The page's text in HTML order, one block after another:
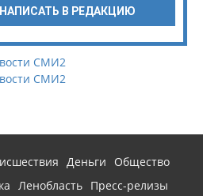
НАПИСАТЬ В РЕДАКЦИЮ
СМИ2
СМИ2
Деньги
Общество
Ленобласть Пресс-релизы